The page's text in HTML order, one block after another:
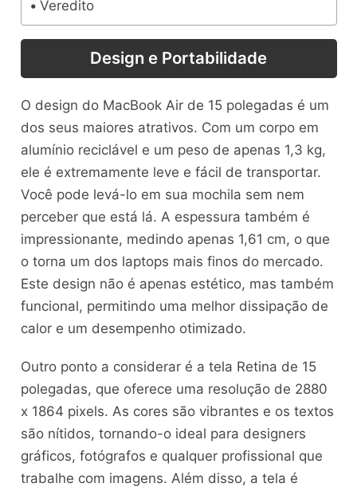
Veredito
Design e Portabilidade
O design do MacBook Air de 15 polegadas é um
dos seus maiores atrativos. Com um corpo em
alumínio reciclável e um peso de apenas 1,3 kg,
ele é extremamente leve e fácil de transportar.
Você pode levá-lo em sua mochila sem nem
perceber que está lá. A espessura também é
impressionante, medindo apenas 1,61 cm, o que
o torna um dos laptops mais finos do mercado.
Este design não é apenas estético, mas também
funcional, permitindo uma melhor dissipação de
calor e um desempenho otimizado.
Outro ponto a considerar é a tela Retina de 15
polegadas, que oferece uma resolução de 2880
x 1864 pixels. As cores são vibrantes e os textos
são nítidos, tornando-o ideal para designers
gráficos, fotógrafos e qualquer profissional que
trabalhe com imagens. Além disso, a tela é